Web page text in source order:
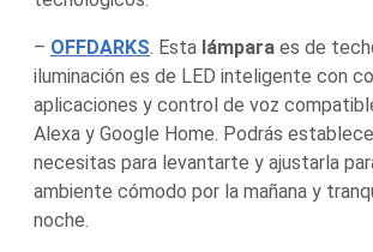
– OFFDARKS. Esta lámpara es de
iluminación es de LED inteligente con
aplicaciones y control de voz
Alexa y Google Home. Podrás
necesitas para levantarte y ajustarla
ambiente cómodo por la mañana y
noche.